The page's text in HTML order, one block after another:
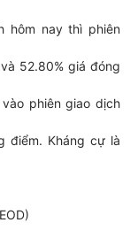
hôm nay thì phiên
52.80% giá đóng
phiên giao dịch
điểm. Kháng cự là